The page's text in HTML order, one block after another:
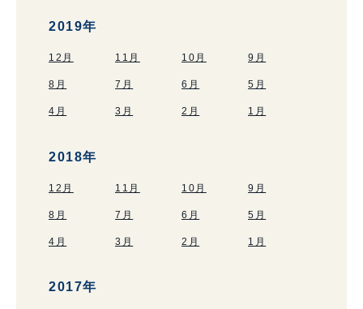
2019年
12月 11月 10月 9月
8月 7月 6月 5月
4月 3月 2月 1月
2018年
12月 11月 10月 9月
8月 7月 6月 5月
4月 3月 2月 1月
2017年